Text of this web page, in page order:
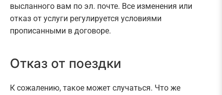
высланного вам по эл. почте. Все изменения или
отказ от услуги регулируется условиями
прописанными в договоре.
Отказ от поездки
К сожалению, такое может случаться. Что же